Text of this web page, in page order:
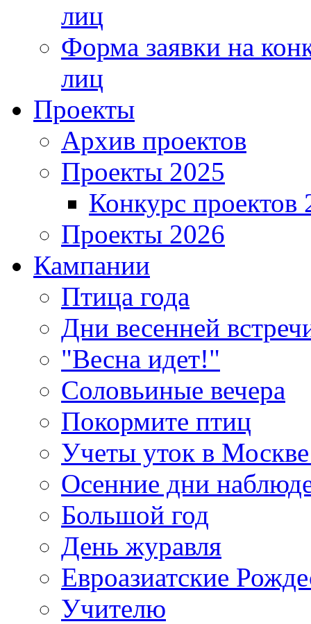
лиц
Форма заявки на
лиц
Проекты
Архив проектов
Проекты 2025
Конкурс проектов
Проекты 2026
Кампании
Птица года
Дни весенней
"Весна идет!"
Соловьиные вечера
Покормите птиц
Учеты уток в
Осенние дни
Большой год
День журавля
Евроазиатские
Учителю